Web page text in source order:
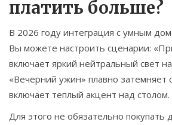
платить больше?
В 2026 году интеграция с умным
Вы можете настроить сценарии:
включает яркий нейтральный свет
«Вечерний ужин» плавно затемняет
включает теплый акцент над столом.
Для этого не обязательно покупать